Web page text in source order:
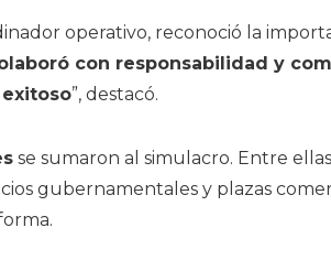
operativo, reconoció la
con responsabilidad y
”, destacó.
se sumaron al simulacro. Entre
gubernamentales y plazas